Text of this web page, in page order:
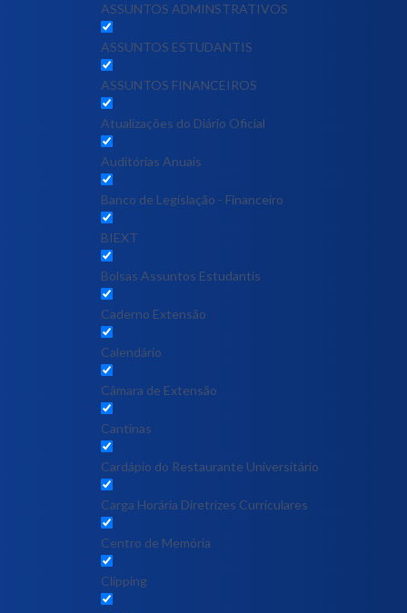
ASSUNTOS ADMINSTRATIVOS
ASSUNTOS ESTUDANTIS
ASSUNTOS FINANCEIROS
Atualizações do Diário Oficial
Auditórias Anuais
Banco de Legislação - Financeiro
BIEXT
Bolsas Assuntos Estudantis
Caderno Extensão
Calendário
Câmara de Extensão
Cantinas
Cardápio do Restaurante Universitário
Carga Horária Diretrizes Curriculares
Centro de Memória
Clipping